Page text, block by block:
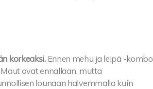
korkeaksi. Ennen mehu ja leipä -kombo
Maut ovat ennallaan, mutta
lounaan halvemmalla kuin